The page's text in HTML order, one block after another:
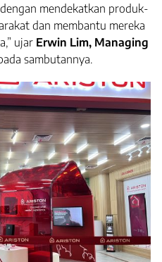
mendekatkan produk-
dan membantu mereka
ujar Erwin Lim, Managing
sambutannya.